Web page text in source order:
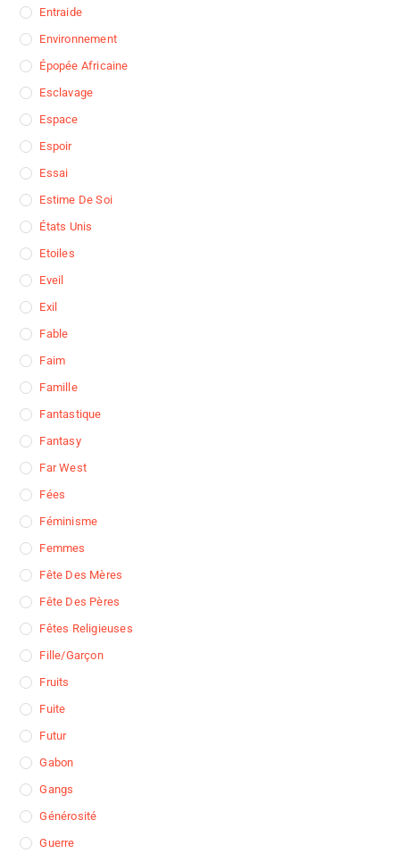
Entraide
Environnement
Épopée Africaine
Esclavage
Espace
Espoir
Essai
Estime De Soi
États Unis
Etoiles
Eveil
Exil
Fable
Faim
Famille
Fantastique
Fantasy
Far West
Fées
Féminisme
Femmes
Fête Des Mères
Fête Des Pères
Fêtes Religieuses
Fille/garçon
Fruits
Fuite
Futur
Gabon
Gangs
Générosité
Guerre